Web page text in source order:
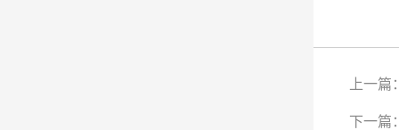
上一
下一篇